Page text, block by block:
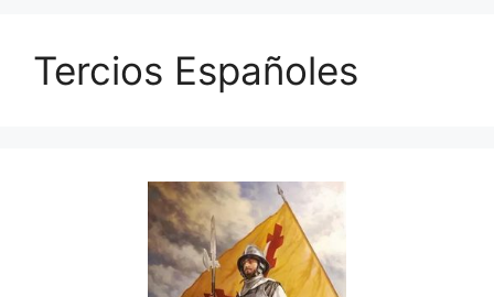
Tercios Españoles